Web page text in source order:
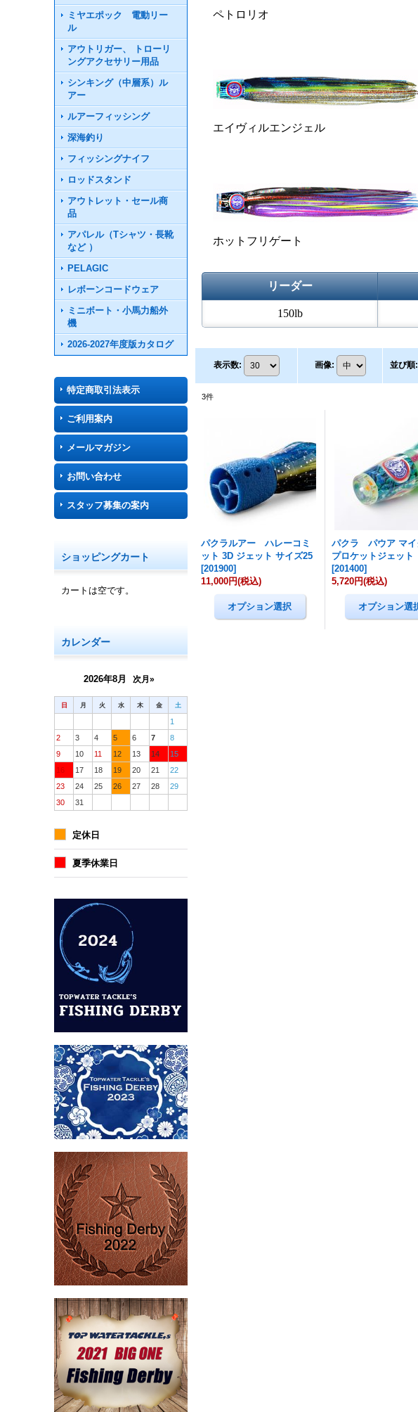
ミヤエポック 電動リー
ル
アウトリガー、 トローリ
ングアクセサリー用品
シンキング（中層系）ル
アー
ルアーフィッシング
深海釣り
フィッシングナイフ
ロッドスタンド
アウトレット・セール商
品
アパレル（Tシャツ・長靴
など ）
PELAGIC
レボーンコードウェア
ミニボート・小馬力船外
機
2026-2027年度版カタログ
特定商取引法表示
ご利用案内
メールマガジン
お問い合わせ
スタッフ募集の案内
ショッピングカート
カートは空です。
カレンダー
2026年8月 次月»
日 月 火 水 木 金 土
1
2
3 4 5 6 7
8
9
10 11 12 13 14
15
16
17 18 19 20 21
22
23
24 25 26 27 28
29
30
31
定休日
夏季休業日
ペトロリオ
エイヴィルエンジェル
ホットフリゲート
リーダー
150lb
表示数: 画像: 並び順:
3件
パクラルアー ハレーコミ
ット 3D ジェット サイズ25
[201900]
11,000円(税込)
パクラ パウア マイ
プロケットジェット
[201400]
5,720円(税込)